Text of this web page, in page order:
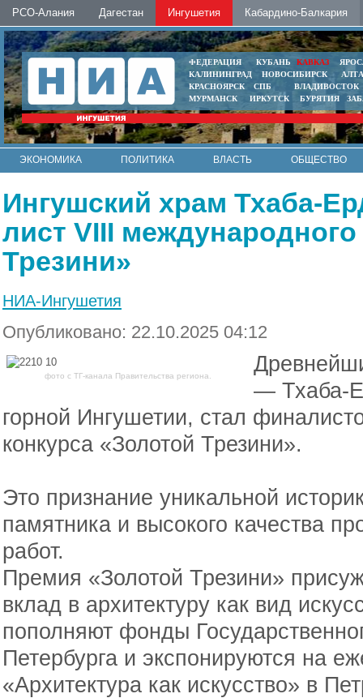
РСО-Алания Дагестан Ингушетия Кабардино-Балкария
ФЕДЕРАЦИЯ КУБАНЬ КАВКАЗ
КАЛИНИНГРАД
НОВОСИБИРСК
КРАСНОЯРСК
СПБ
ВЛАДИВОСТОК
МУРМАНСК
ИРКУТСК БУРЯТИЯ
ЭКОНОМИКА ПОЛИТИКА ВЛАСТЬ
ОБЩЕСТВО
Ингушский храм Тхаба-
лист VIII
Трезини»
НИА-Ингушетия
Опубликовано: 22.10.2025 04:12
фото с ТГ-канала Правительства региона.
— Тхаба-
горной Ингушетии, стал
конкурса «Золотой Трезини».
Это признание уникальной
памятника и высокого качества
работ.
Премия «Золотой Трезини»
вклад в архитектуру как вид
пополняют фонды
Петербурга и экспонируются на
«Архитектура как искусство» в